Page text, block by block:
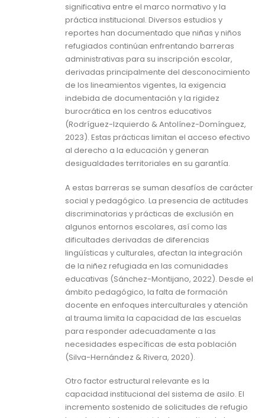
significativa entre el marco normativo y la
práctica institucional. Diversos estudios y
reportes han documentado que niñas y niños
refugiados continúan enfrentando barreras
administrativas para su inscripción escolar,
derivadas principalmente del desconocimiento
de los lineamientos vigentes, la exigencia
indebida de documentación y la rigidez
burocrática en los centros educativos
(Rodríguez-Izquierdo & Antolínez-Domínguez,
2023). Estas prácticas limitan el acceso efectivo
al derecho a la educación y generan
desigualdades territoriales en su garantía.
A estas barreras se suman desafíos de carácter
social y pedagógico. La presencia de actitudes
discriminatorias y prácticas de exclusión en
algunos entornos escolares, así como las
dificultades derivadas de diferencias
lingüísticas y culturales, afectan la integración
de la niñez refugiada en las comunidades
educativas (Sánchez-Montijano, 2022). Desde el
ámbito pedagógico, la falta de formación
docente en enfoques interculturales y atención
al trauma limita la capacidad de las escuelas
para responder adecuadamente a las
necesidades específicas de esta población
(Silva-Hernández & Rivera, 2020).
Otro factor estructural relevante es la
capacidad institucional del sistema de asilo. El
incremento sostenido de solicitudes de refugio